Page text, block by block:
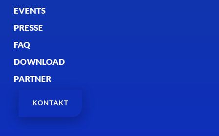
EVENTS
PRESSE
FAQ
DOWNLOAD
PARTNER
KONTAKT